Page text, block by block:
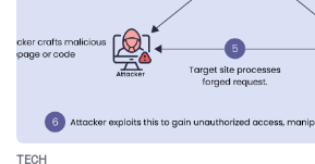
TECH